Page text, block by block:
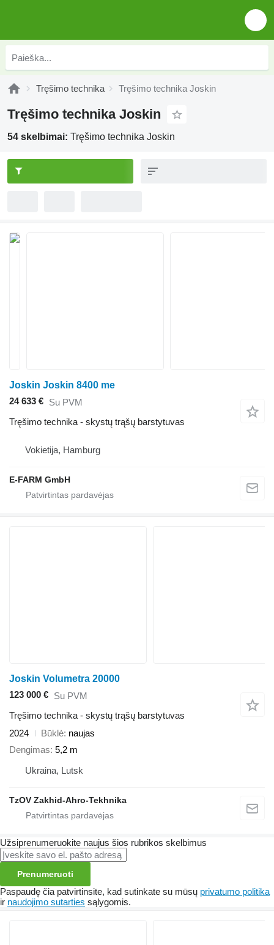
Tręšimo technika Tręšimo technika Joskin
Tręšimo technika Joskin
54 skelbimai: Tręšimo technika Joskin
Joskin Joskin 8400 me
24 633 € Su PVM
Tręšimo technika - skystų trąšų barstytuvas
Vokietija, Hamburg
E-FARM GmbH
Joskin Volumetra 20000
123 000 € Su PVM
Tręšimo technika - skystų trąšų barstytuvas
2024
Būklė naujas
Dengimas 5,2 m
Ukraina, Lutsk
TzOV Zakhid-Ahro-Tekhnika
Užsiprenumeruokite naujus šios rubrikos skelbimus
Prenumeruoti
Paspaudę čia patvirtinsite, kad sutinkate su mūsų privatumo politika
ir naudojimo sutarties sąlygomis.